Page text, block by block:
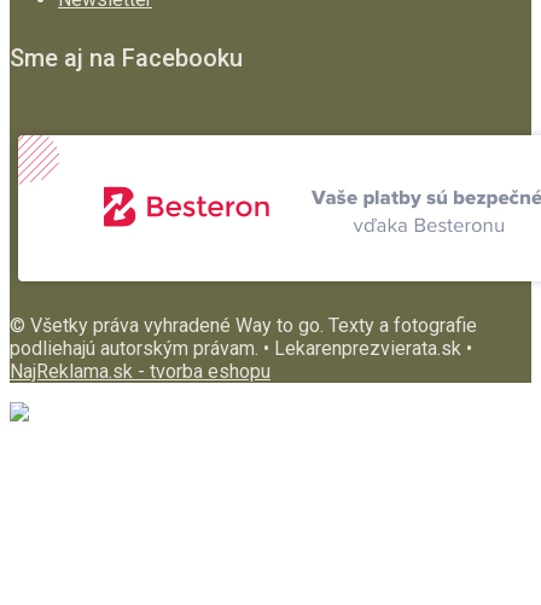
Sme aj na Facebooku
© Všetky práva vyhradené Way to go. Texty a fotografie
podliehajú autorským právam. • Lekarenprezvierata.sk •
NajReklama.sk - tvorba eshopu